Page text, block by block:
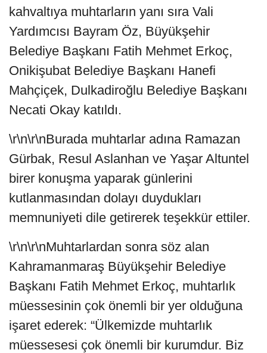
kahvaltıya muhtarların yanı sıra Vali
Yardımcısı Bayram Öz, Büyükşehir
Belediye Başkanı Fatih Mehmet Erkoç,
Onikişubat Belediye Başkanı Hanefi
Mahçiçek, Dulkadiroğlu Belediye Başkanı
Necati Okay katıldı.
\r\n\r\nBurada muhtarlar adına Ramazan
Gürbak, Resul Aslanhan ve Yaşar Altuntel
birer konuşma yaparak günlerini
kutlanmasından dolayı duydukları
memnuniyeti dile getirerek teşekkür ettiler.
\r\n\r\nMuhtarlardan sonra söz alan
Kahramanmaraş Büyükşehir Belediye
Başkanı Fatih Mehmet Erkoç, muhtarlık
müessesinin çok önemli bir yer olduğuna
işaret ederek: “Ülkemizde muhtarlık
müessesesi çok önemli bir kurumdur. Biz